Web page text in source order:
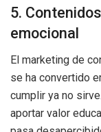
5.
emocional
El marketing de
se ha convertido
cumplir ya no
aportar valor